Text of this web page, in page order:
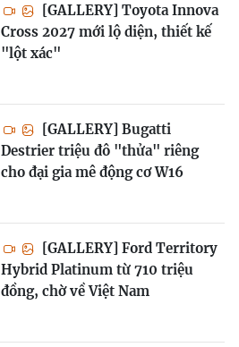
[GALLERY] Toyota Innova
Cross 2027 mới lộ diện, thiết kế
"lột xác"
[GALLERY] Bugatti
Destrier triệu đô "thửa" riêng
cho đại gia mê động cơ W16
[GALLERY] Ford Territory
Hybrid Platinum từ 710 triệu
đồng, chờ về Việt Nam